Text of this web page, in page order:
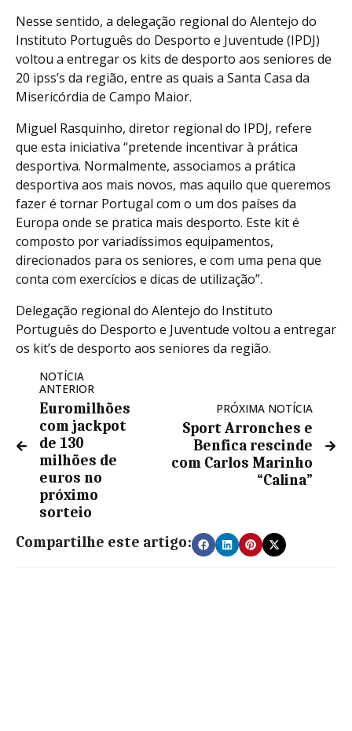
Nesse sentido, a delegação regional do Alentejo do
Instituto Português do Desporto e Juventude (IPDJ)
voltou a entregar os kits de desporto aos seniores de
20 ipss’s da região, entre as quais a Santa Casa da
Misericórdia de Campo Maior.
Miguel Rasquinho, diretor regional do IPDJ, refere
que esta iniciativa “pretende incentivar à prática
desportiva. Normalmente, associamos a prática
desportiva aos mais novos, mas aquilo que queremos
fazer é tornar Portugal com o um dos países da
Europa onde se pratica mais desporto. Este kit é
composto por variadíssimos equipamentos,
direcionados para os seniores, e com uma pena que
conta com exercícios e dicas de utilização”.
Delegação regional do Alentejo do Instituto
Português do Desporto e Juventude voltou a entregar
os kit’s de desporto aos seniores da região.
NOTÍCIA
ANTERIOR
Euromilhões
com jackpot
de 130
milhões de
euros no
próximo
sorteio
PRÓXIMA NOTÍCIA
Sport Arronches e
Benfica rescinde
com Carlos Marinho
“Calina”
Compartilhe este artigo: